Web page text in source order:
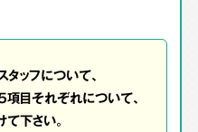
ッフについて、
5項目それぞれについて、
下さい。